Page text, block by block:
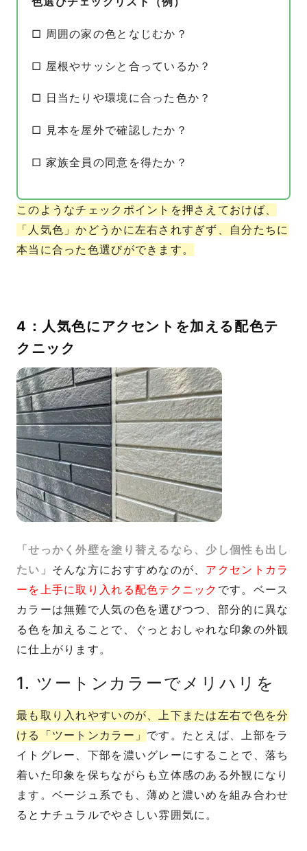
□ 周囲の家の色となじむか？
□ 屋根やサッシと合っているか？
□ 日当たりや環境に合った色か？
□ 見本を屋外で確認したか？
□ 家族全員の同意を得たか？
このようなチェックポイントを押さえておけば、
「人気色」かどうかに左右されすぎず、自分たちに
本当に合った色選びができます。
4：人気色にアクセントを加える配色テ
クニック
「せっかく外壁を塗り替えるなら、少し個性も出し
たい」 そんな方におすすめなのが、 アクセントカラ
ーを上手に取り入れる配色テクニック です。ベース
カラーは無難で人気の色を選びつつ、部分的に異な
る色を加えることで、ぐっとおしゃれな印象の外観
に仕上がります。
1. ツートンカラーでメリハリを
最も取り入れやすいのが、上下または左右で色を分
ける「ツートンカラー」 です。たとえば、上部をラ
イトグレー、下部を濃いグレーにすることで、落ち
着いた印象を保ちながらも立体感のある外観になり
ます。ベージュ系でも、薄めと濃いめを組み合わせ
るとナチュラルでやさしい雰囲気に。